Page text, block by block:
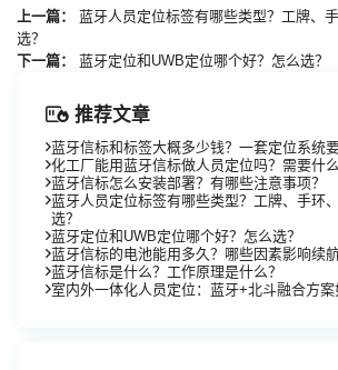
上一篇：
蓝牙人员定位标签有哪些类型？工牌、
选？
下一篇：
蓝牙定位和UWB定位哪个好？怎么选？
推荐文章
蓝牙信标和标签大概多少钱？一套定位系统要
化工厂能用蓝牙信标做人员定位吗？需要什么
蓝牙信标怎么安装部署？有哪些注意事项？
蓝牙人员定位标签有哪些类型？工牌、手环
选？
蓝牙定位和UWB定位哪个好？怎么选？
蓝牙信标的电池能用多久？哪些因素影响续航
蓝牙信标是什么？工作原理是什么？
室内外一体化人员定位：蓝牙+北斗融合方